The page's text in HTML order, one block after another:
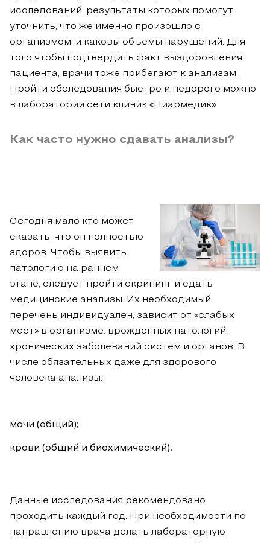
исследований, результаты которых помогут
уточнить, что же именно произошло с
организмом, и каковы объемы нарушений. Для
того чтобы подтвердить факт выздоровления
пациента, врачи тоже прибегают к анализам.
Пройти обследования быстро и недорого можно
в лаборатории сети клиник «Ниармедик».
Как часто нужно сдавать анализы?
Сегодня мало кто может
сказать, что он полностью
здоров. Чтобы выявить
патологию на раннем
этапе, следует пройти скрининг и сдать
медицинские анализы. Их необходимый
перечень индивидуален, зависит от «слабых
мест» в организме: врожденных патологий,
хронических заболеваний систем и органов. В
числе обязательных даже для здорового
человека анализы:
мочи (общий);
крови (общий и биохимический).
Данные исследования рекомендовано
проходить каждый год. При необходимости по
направлению врача делать лабораторную